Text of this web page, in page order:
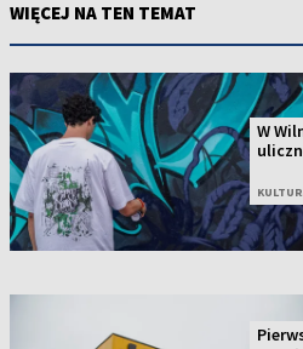
WIĘCEJ NA TEN TEMAT
W